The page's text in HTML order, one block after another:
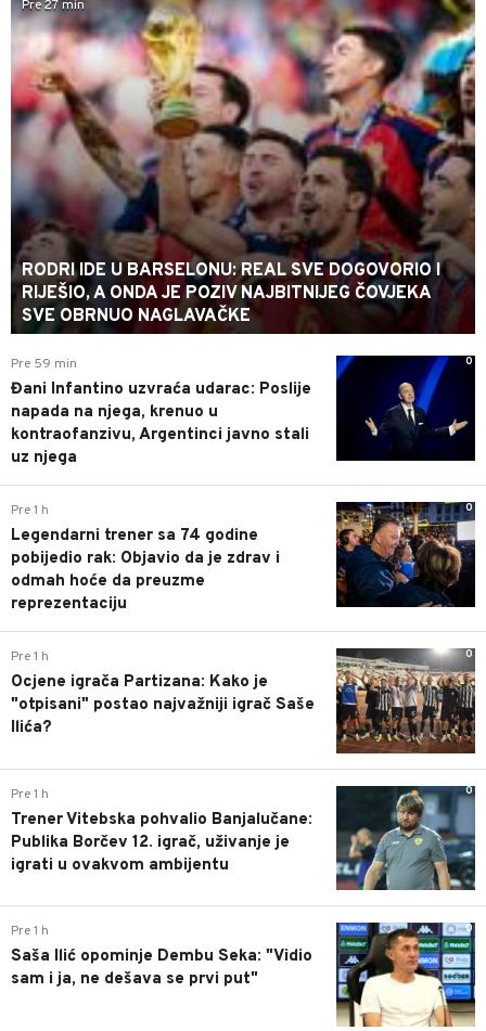
Pre 27 min
RODRI IDE U BARSELONU: REAL SVE DOGOVORIO I
RIJEŠIO, A ONDA JE POZIV NAJBITNIJEG ČOVJEKA
SVE OBRNUO NAGLAVAČKE
0
Pre 59 min
Đani Infantino uzvraća udarac: Poslije
napada na njega, krenuo u
kontraofanzivu, Argentinci javno stali
uz njega
0
Pre 1 h
Legendarni trener sa 74 godine
pobijedio rak: Objavio da je zdrav i
odmah hoće da preuzme
reprezentaciju
0
Pre 1 h
Ocjene igrača Partizana: Kako je
"otpisani" postao najvažniji igrač Saše
Ilića?
0
Pre 1 h
Trener Vitebska pohvalio Banjalučane:
Publika Borčev 12. igrač, uživanje je
igrati u ovakvom ambijentu
0
Pre 1 h
Saša Ilić opominje Dembu Seka: "Vidio
sam i ja, ne dešava se prvi put"